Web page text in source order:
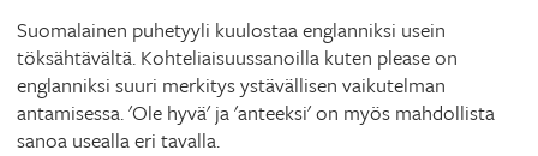
Suomalainen puhetyyli kuulostaa englanniksi usein
töksähtävältä. Kohteliaisuussanoilla kuten please on
englanniksi suuri merkitys ystävällisen vaikutelman
antamisessa. 'Ole hyvä' ja 'anteeksi' on myös mahdollista
sanoa usealla eri tavalla.